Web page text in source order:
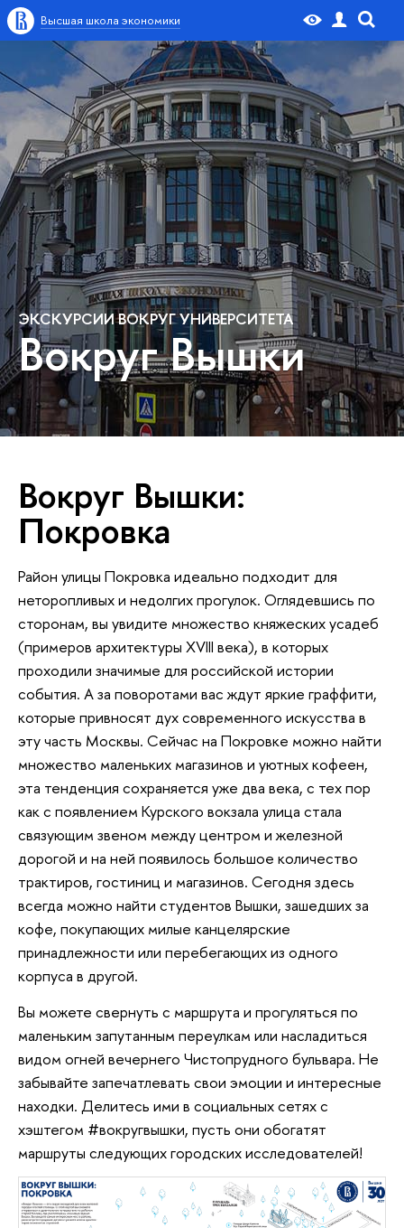
Высшая школа экономики
ЭКСКУРСИИ ВОКРУГ УНИВЕРСИТЕТА
Вокруг Вышки
Вокруг Вышки:
Покровка
Район улицы Покровка идеально подходит для
неторопливых и недолгих прогулок. Оглядевшись по
сторонам, вы увидите множество княжеских усадеб
(примеров архитектуры XVIII века), в которых
проходили значимые для российской истории
события. А за поворотами вас ждут яркие граффити,
которые привносят дух современного искусства в
эту часть Москвы. Сейчас на Покровке можно найти
множество маленьких магазинов и уютных кофеен,
эта тенденция сохраняется уже два века, с тех пор
как с появлением Курского вокзала улица стала
связующим звеном между центром и железной
дорогой и на ней появилось большое количество
трактиров, гостиниц и магазинов. Сегодня здесь
всегда можно найти студентов Вышки, зашедших за
кофе, покупающих милые канцелярские
принадлежности или перебегающих из одного
корпуса в другой.
Вы можете свернуть с маршрута и прогуляться по
маленьким запутанным переулкам или насладиться
видом огней вечернего Чистопрудного бульвара. Не
забывайте запечатлевать свои эмоции и интересные
находки. Делитесь ими в социальных сетях с
хэштегом #вокругвышки, пусть они обогатят
маршруты следующих городских исследователей!